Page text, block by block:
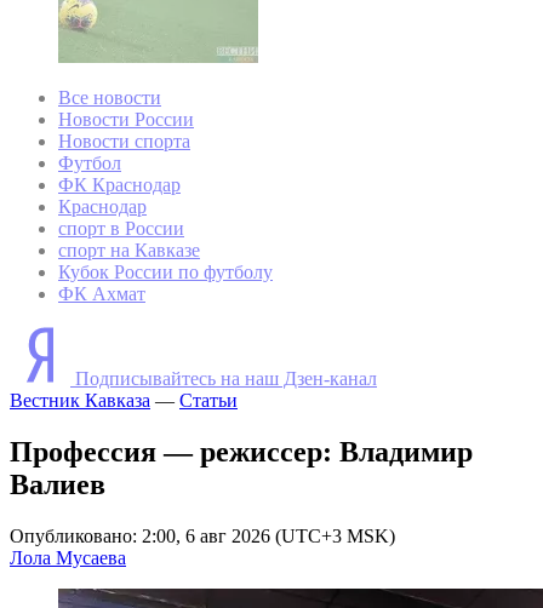
Все новости
Новости России
Новости спорта
Футбол
ФК Краснодар
Краснодар
спорт в России
спорт на Кавказе
Кубок России по футболу
ФК Ахмат
Подписывайтесь на наш Дзен-канал
Вестник Кавказа — Статьи
Профессия — режиссер: Владимир
Валиев
Опубликовано: 2:00, 6 авг 2026 (UTC+3 MSK)
Лола Мусаева